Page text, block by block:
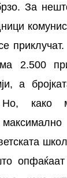
За
2.500
а
Но, како